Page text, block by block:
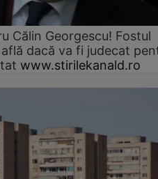
Călin Georgescu! Fostul
dacă va fi judecat
www.stirilekanald.ro